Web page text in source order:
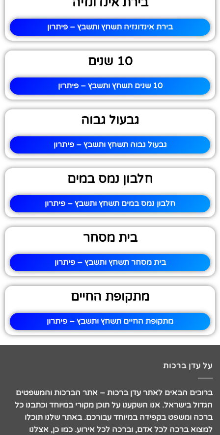
בירת אינדונזיה תשחץ ותשבץ – פיתרון
10 שנים
10 שנים תשחץ ותשבץ – פיתרון
גבעול גבוה
גבעול גבוה תשחץ ותשבץ – פיתרון
חלבון נמס במים
חלבון נמס במים תשחץ ותשבץ – פיתרון
בית מסחר
בית מסחר תשחץ ותשבץ – פיתרון
מתקופת החיים
מתקופת החיים תשחץ ותשבץ – פיתרון
על עדן ברכות
ברוכים הבאים לאתר עדן ברכות – אתר הברכות והמשפטים
הגדול בישראל. אנו השקענו על תוכן מקורי במיוחד וכתבנו כל
ברכה ומשפט בקפידה במיוחד עבורכם. באתר שלנו תוכלו
למצוא ברכה לכל אדם, וברכה לכל אירוע. כמו כן, אצלנו